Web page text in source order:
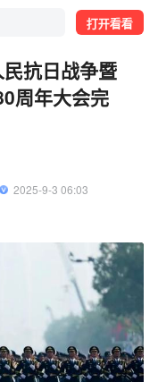
打开看看
抗日战争暨
周年大会完
  2025-9-3 06:03